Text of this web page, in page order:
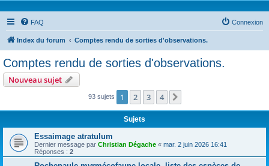
FAQ Connexion
Index du forum Comptes rendu de sorties d'observations.
Comptes rendu de sorties d'observations.
Nouveau sujet
93 sujets 1 2 3 4
Sujets
Essaimage atratulum
Dernier message par Christian Dégache « mar. 2 juin 2026 16:41
Réponses : 2